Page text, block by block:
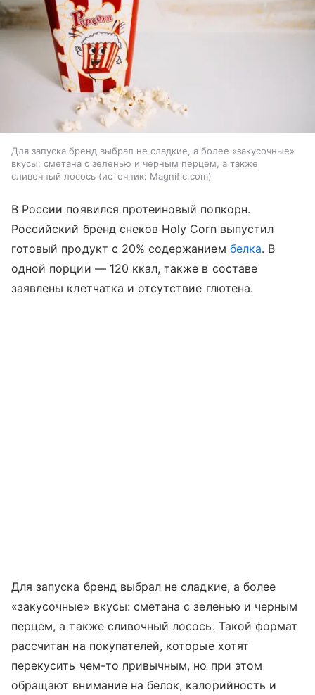
Для запуска бренд выбрал не сладкие, а более «закусочные»
вкусы: сметана с зеленью и черным перцем, а также
сливочный лосось
источник: Magnific.com
В России появился протеиновый попкорн.
Российский бренд снеков Holy Corn выпустил
готовый продукт с 20% содержанием белка. В
одной порции — 120 ккал, также в составе
заявлены клетчатка и отсутствие глютена.
Для запуска бренд выбрал не сладкие, а более
«закусочные» вкусы: сметана с зеленью и черным
перцем, а также сливочный лосось. Такой формат
рассчитан на покупателей, которые хотят
перекусить чем-то привычным, но при этом
обращают внимание на белок, калорийность и